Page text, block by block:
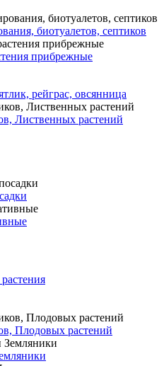
биотуалетов, септиков
прибрежные
рейграс, овсянница
Лиственных растений
Плодовых растений